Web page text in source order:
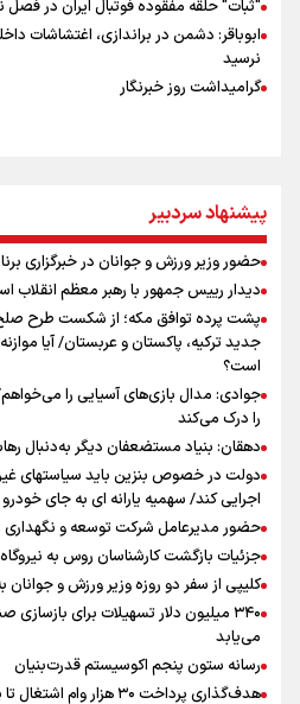
"ثبات" حلقه مفقوده فوتبال ایران در فصل
ابوباقر: دشمن در براندازی، اغتشاشات
نرسید
گرامیداشت روز خبرنگار
رهبر شهید انقلاب: آمریکایی‌ها صدها
ونس: در حال کار بر روی ایجاد یک سیستم
بازار دارد؟
نشست استاندار فارس با خبرنگاران
آیین بزرگداشت روز خبرنگار در صدا و
پیشنهاد سردبیر
حضور وزیر ورزش و جوانان در خبرگزاری برنا
دیدار رییس جمهور با رهبر معظم انقلاب
پشت پرده توافق مکه؛ از شکست طرح صلح
جدید ترکیه، پاکستان و عربستان/ آیا
است؟
جوادی: مدال بازی‌های آسیایی را
را درک می‌کند
دهقان: بنیاد مستضعفان دیگر به‌دنبال
دولت در خصوص بنزین باید سیاستهای
اجرایی کند/ سهمیه یارانه ای به جای
حضور مدیرعامل شرکت توسعه و نگهداری
جزئیات بازگشت کارشناسان روس به
کلیپی از سفر دو روزه وزیر ورزش و جوانان
۳۴۰ میلیون دلار تسهیلات برای
می‌یابد
رسانه ستون پنجم اکوسیستم قدرت‌بنیان
هدف‌گذاری پرداخت ۳۰ هزار وام اشتغال تا پایان سال